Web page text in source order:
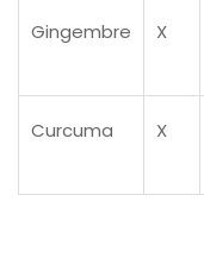
Gingembre X
Curcuma X